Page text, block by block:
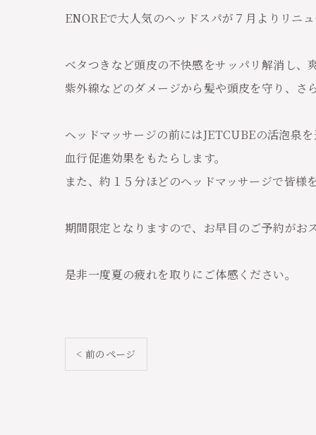
ENOREで大人気のヘッドスパが７月よりリニ
ベタつきなど頭皮の不快感をサッパリ解消し、
紫外線などのダメージから髪や頭皮を守り、さ
ヘッドマッサージの前にはJETCUBEの活泡泉
血行促進効果をもたらします。
また、約１５分ほどのヘッドマッサージで皆様
期間限定となりますので、お早目のご予約がお
是非一度夏の疲れを取りにご体感ください。
< 前のページ